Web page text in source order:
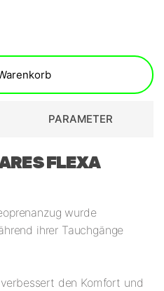
PARAMETER
FLEXA
wurde
ihrer Tauchgänge
den Komfort und